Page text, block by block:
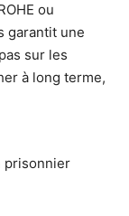
ou
garantit une
sur les
à long terme,
prisonnier